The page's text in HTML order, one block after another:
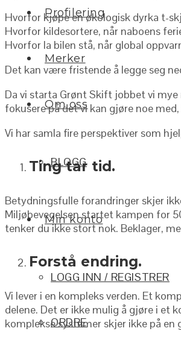
Profilering
Merker
Om oss
BLOGG
Min konto
LOGG INN / REGISTRER
ORDRE
Hvorfor kjøpe en økologisk dyrka t-
Hvorfor kildesortere, når naboens
Hvorfor la bilen stå, når global
Det kan være fristende å legge seg
Da vi starta Grønt Skift jobbet vi mye
fokusere på det vi kan gjøre noe
Vi har samla fire perspektiver som
Ting tar tid.
Betydningsfulle forandringer skjer
Miljøbevegelsen startet kampen for
tenker du ikke stort nok. Beklager,
Forstå endring.
Vi lever i en kompleks verden. Et
delene. Det er ikke mulig å gjøre i et
komplekse systemer skjer ikke på en